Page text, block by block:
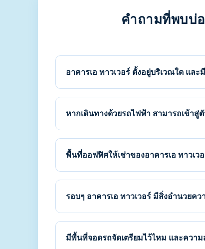
คำถามที่พบบ่
อาคารเอ ทาวเวอร์ ตั้งอยู่บริเวณใด และ
หากเดินทางด้วยรถไฟฟ้า สามารถเข้าสู่
พื้นที่ออฟฟิศให้เช่าของอาคารเอ ทาวเว
รอบๆ อาคารเอ ทาวเวอร์ มีสิ่งอำนวยค
มีพื้นที่จอดรถจัดเตรียมไว้ไหม และความ